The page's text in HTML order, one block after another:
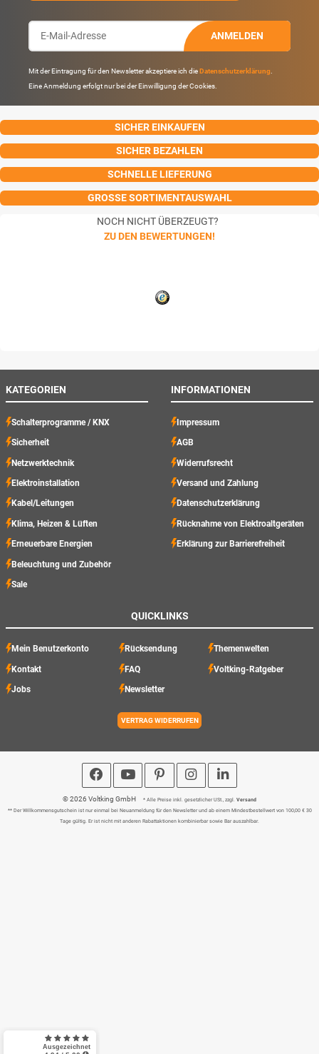
ANMELDEN
Mit der Eintragung für den Newsletter akzeptiere ich dieDatenschutzerklärung
Eine Anmeldung erfolgt nur bei der Einwilligung der Cookies.
SICHER EINKAUFEN
SICHER BEZAHLEN
SCHNELLE LIEFERUNG
GROSSE SORTIMENTAUSWAHL
NOCH NICHT ÜBERZEUGT?
ZU DEN BEWERTUNGEN!
KATEGORIEN
Schalterprogramme / KNX
Sicherheit
Netzwerktechnik
Elektroinstallation
Kabel/Leitungen
Klima, Heizen & Lüften
Erneuerbare Energien
Beleuchtung und Zubehör
Sale
INFORMATIONEN
Impressum
AGB
Widerrufsrecht
Versand und Zahlung
Datenschutzerklärung
Rücknahme von Elektroaltgeräten
Erklärung zur Barrierefreiheit
QUICKLINKS
Mein Benutzerkonto Rücksendung Themenwelten
Kontakt FAQ Voltking-Ratgeber
Jobs Newsletter
VERTRAG WIDERRUFEN
© 2026 Voltking GmbH * Alle Preise inkl. gesetzlicher USt., zzgl. Versand
** Der Willkommensgutschein ist nur einmal bei Neuanmeldung für den Newsletter und ab einem Mindestbestellwert von 100,00 € 30
Tage gültig. Er ist nicht mit anderen Rabattaktionen kombinierbar sowie Bar auszahlbar.